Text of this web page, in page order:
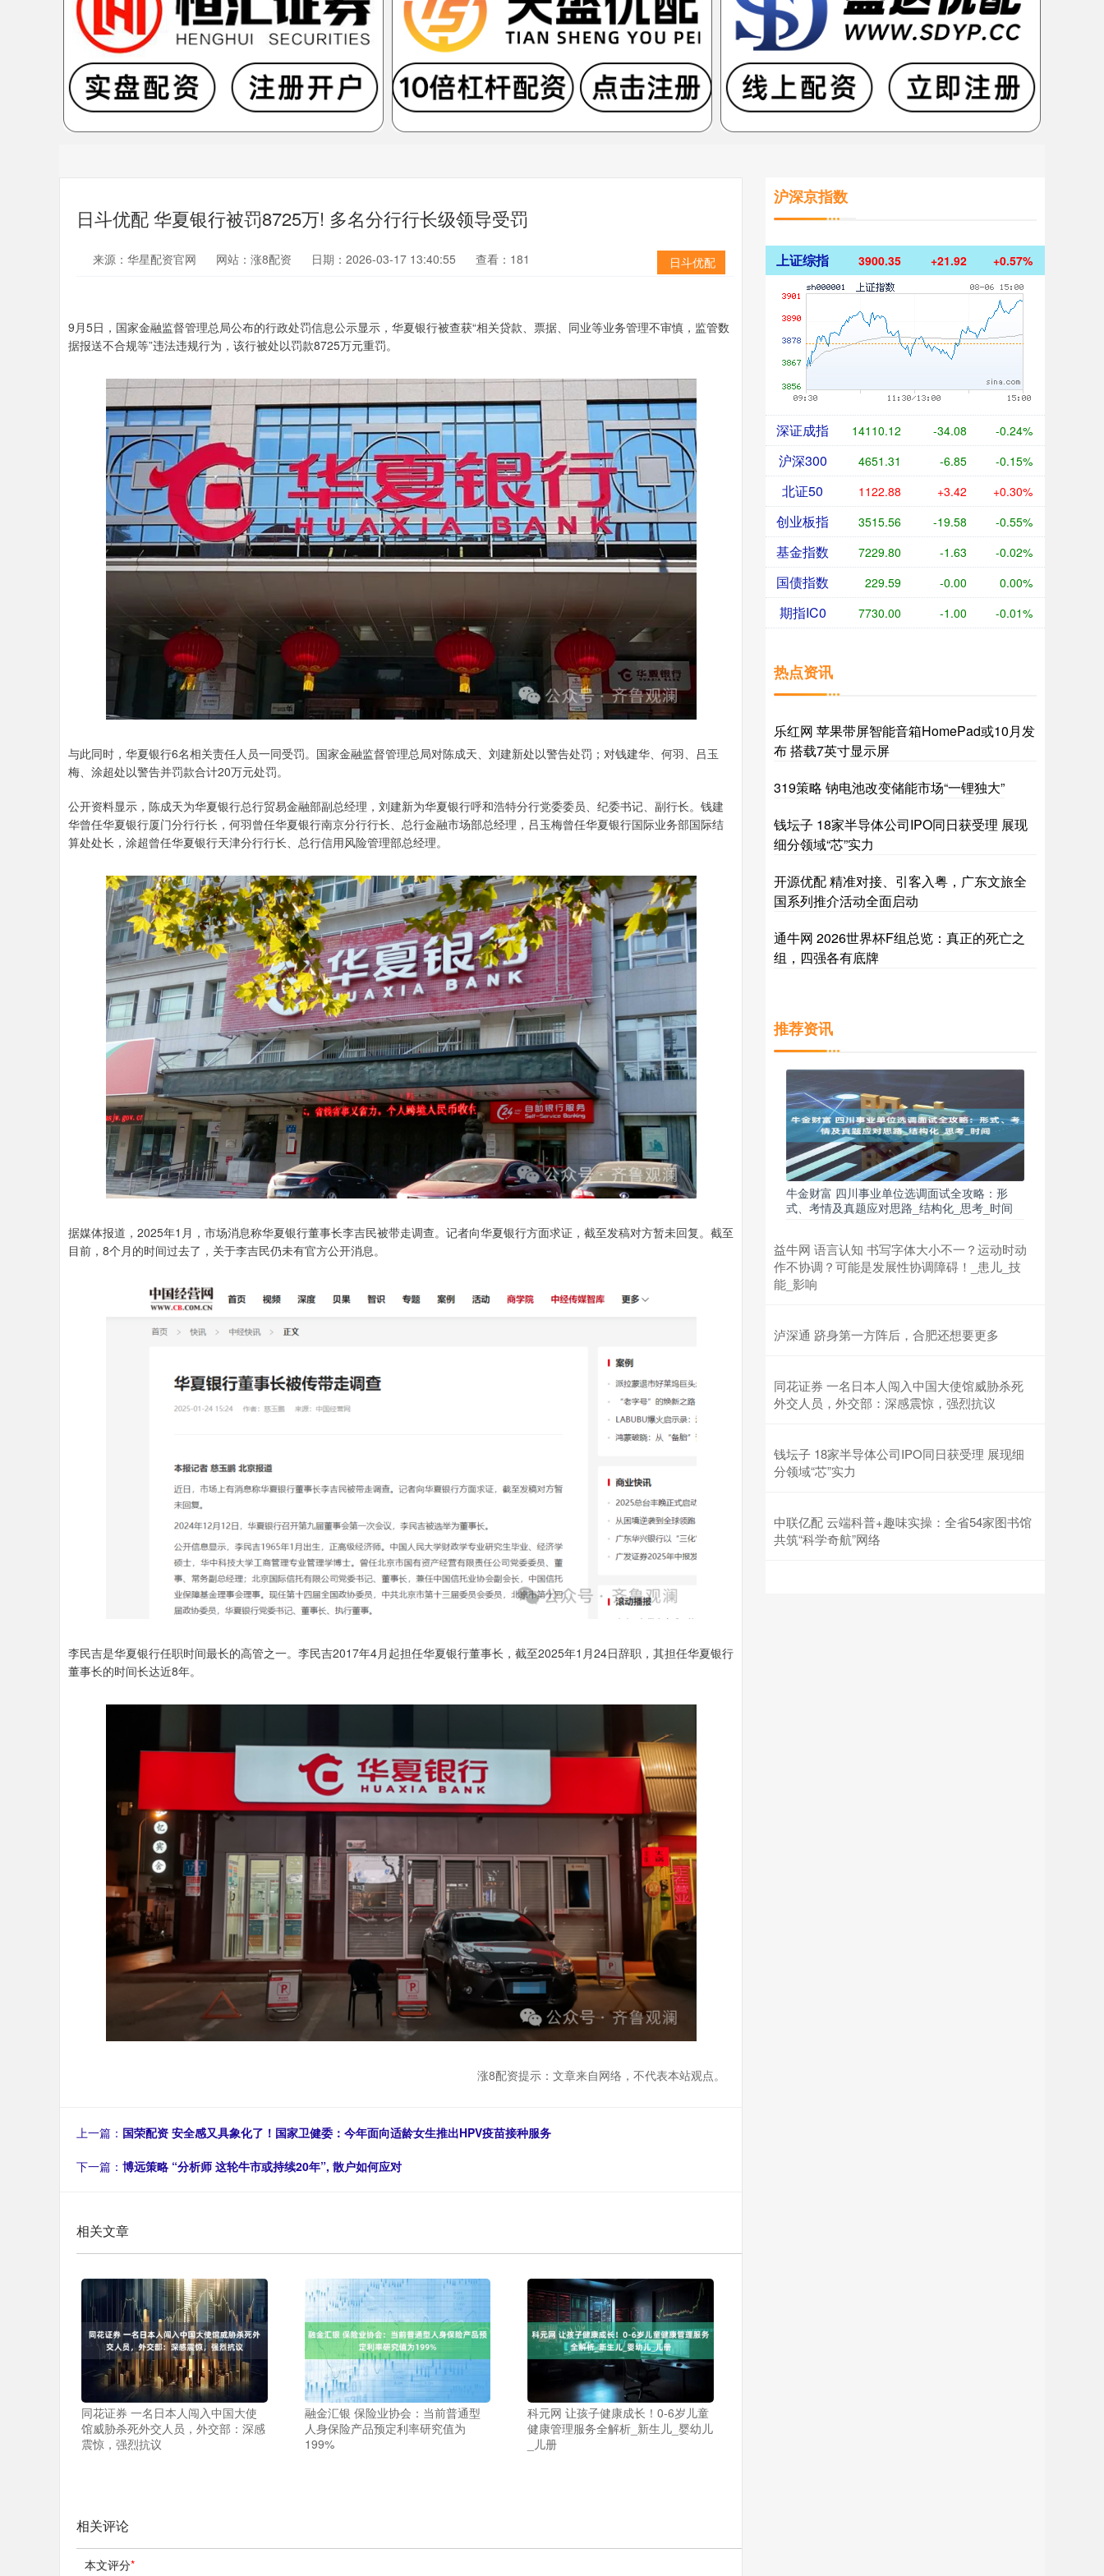
日斗优配 华夏银行被罚8725万! 多名分行行长级领导受罚
日斗优配
来源：华星配资官网 网站：涨8配资 日期：2026-03-17 13:40:55 查看：181
9月5日，国家金融监督管理总局公布的行政处罚信息公示显示，华夏银行被查获“相关贷款、票据、同业等业务管理不审慎，监管数
据报送不合规等”违法违规行为，该行被处以罚款8725万元重罚。
与此同时，华夏银行6名相关责任人员一同受罚。国家金融监督管理总局对陈成天、刘建新处以警告处罚；对钱建华、何羽、吕玉
梅、涂超处以警告并罚款合计20万元处罚。
公开资料显示，陈成天为华夏银行总行贸易金融部副总经理，刘建新为华夏银行呼和浩特分行党委委员、纪委书记、副行长。钱建
华曾任华夏银行厦门分行行长，何羽曾任华夏银行南京分行行长、总行金融市场部总经理，吕玉梅曾任华夏银行国际业务部国际结
算处处长，涂超曾任华夏银行天津分行行长、总行信用风险管理部总经理。
据媒体报道，2025年1月，市场消息称华夏银行董事长李吉民被带走调查。记者向华夏银行方面求证，截至发稿对方暂未回复。截至
目前，8个月的时间过去了，关于李吉民仍未有官方公开消息。
李民吉是华夏银行任职时间最长的高管之一。李民吉2017年4月起担任华夏银行董事长，截至2025年1月24日辞职，其担任华夏银行
董事长的时间长达近8年。
涨8配资提示：文章来自网络，不代表本站观点。
上一篇： 国荣配资 安全感又具象化了！国家卫健委：今年面向适龄女生推出HPV疫苗接种服务
下一篇： 博远策略 “分析师 这轮牛市或持续20年”, 散户如何应对
相关文章
同花证券 一名日本人闯入中国大使
馆威胁杀死外交人员，外交部：深感
震惊，强烈抗议
融金汇银 保险业协会：当前普通型
人身保险产品预定利率研究值为
199%
科元网 让孩子健康成长！0-6岁儿童
健康管理服务全解析_新生儿_婴幼儿
_儿册
相关评论
本文评分*
沪深京指数
上证综指 3900.35 +21.92 +0.57%
深证成指 14110.12 -34.08 -0.24%
沪深300 4651.31 -6.85 -0.15%
北证50 1122.88 +3.42 +0.30%
创业板指 3515.56 -19.58 -0.55%
基金指数 7229.80 -1.63 -0.02%
国债指数 229.59 -0.00 0.00%
期指IC0 7730.00 -1.00 -0.01%
热点资讯
乐红网 苹果带屏智能音箱HomePad或10月发
布 搭载7英寸显示屏
319策略 钠电池改变储能市场“一锂独大”
钱坛子 18家半导体公司IPO同日获受理 展现
细分领域“芯”实力
开源优配 精准对接、引客入粤，广东文旅全
国系列推介活动全面启动
通牛网 2026世界杯F组总览：真正的死亡之
组，四强各有底牌
推荐资讯
牛金财富 四川事业单位选调面试全攻略：形
式、考情及真题应对思路_结构化_思考_时间
益牛网 语言认知 书写字体大小不一？运动时动
作不协调？可能是发展性协调障碍！_患儿_技
能_影响
泸深通 跻身第一方阵后，合肥还想要更多
同花证券 一名日本人闯入中国大使馆威胁杀死
外交人员，外交部：深感震惊，强烈抗议
钱坛子 18家半导体公司IPO同日获受理 展现细
分领域“芯”实力
中联亿配 云端科普+趣味实操：全省54家图书馆
共筑“科学奇航”网络